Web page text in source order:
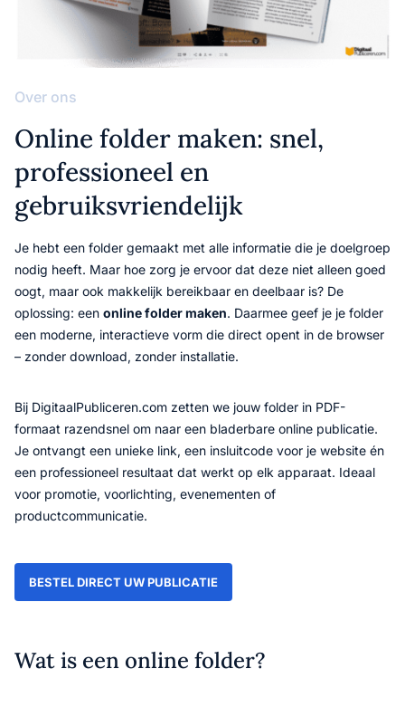
Over ons
Online folder maken: snel,
professioneel en
gebruiksvriendelijk
Je hebt een folder gemaakt met alle informatie die je doelgroep
nodig heeft. Maar hoe zorg je ervoor dat deze niet alleen goed
oogt, maar ook makkelijk bereikbaar en deelbaar is? De
oplossing: een online folder maken. Daarmee geef je je folder
een moderne, interactieve vorm die direct opent in de browser
– zonder download, zonder installatie.
Bij DigitaalPubliceren.com zetten we jouw folder in PDF-
formaat razendsnel om naar een bladerbare online publicatie.
Je ontvangt een unieke link, een insluitcode voor je website én
een professioneel resultaat dat werkt op elk apparaat. Ideaal
voor promotie, voorlichting, evenementen of
productcommunicatie.
BESTEL DIRECT UW PUBLICATIE
Wat is een online folder?